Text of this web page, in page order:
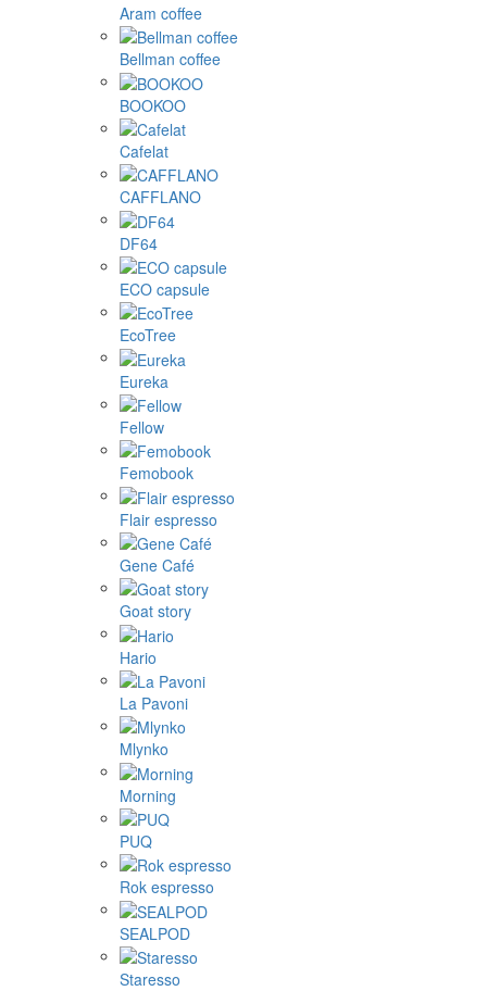
Aram coffee
Bellman coffee
BOOKOO
Cafelat
CAFFLANO
DF64
ECO capsule
EcoTree
Eureka
Fellow
Femobook
Flair espresso
Gene Café
Goat story
Hario
La Pavoni
Mlynko
Morning
PUQ
Rok espresso
SEALPOD
Staresso